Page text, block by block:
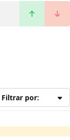
Filtrar por: